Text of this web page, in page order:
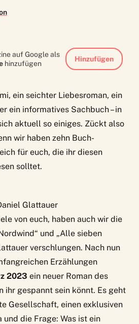
auf Google als
hinzufügen
Hinzufügen
ein seichter Liebesroman, ein
ein informatives Sachbuch – in
aktuell so einiges. Zückt also
wir haben zehn Buch-
für euch, die ihr diesen
solltet.
Glattauer
von euch, haben auch wir die
und „Alle sieben
verschlungen. Nach nun
Erzählungen
2023 ein neuer Roman des
ihr gespannt sein könnt. Es geht
Gesellschaft, einen exklusiven
und die Frage: Was ist ein